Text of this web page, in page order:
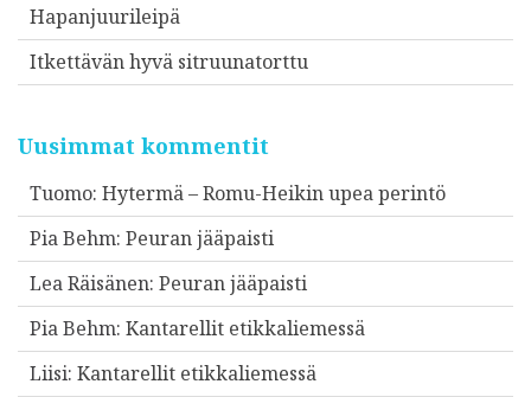
Hapanjuurileipä
Itkettävän hyvä sitruunatorttu
Uusimmat kommentit
Tuomo: Hytermä – Romu-Heikin upea perintö
Pia Behm: Peuran jääpaisti
Lea Räisänen: Peuran jääpaisti
Pia Behm: Kantarellit etikkaliemessä
Liisi: Kantarellit etikkaliemessä